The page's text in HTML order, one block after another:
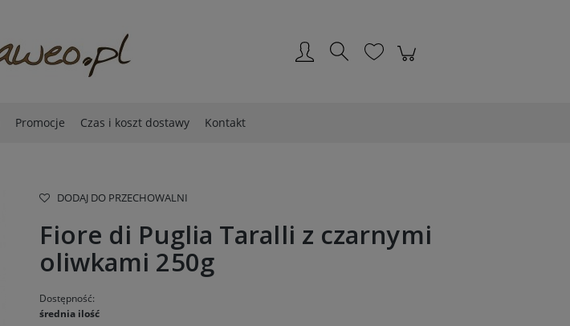
Promocje Czas i koszt dostawy Kontakt
DODAJ DO PRZECHOWALNI
Fiore di Puglia Taralli z czarnymi
oliwkami 250g
Dostępność:
średnia ilość